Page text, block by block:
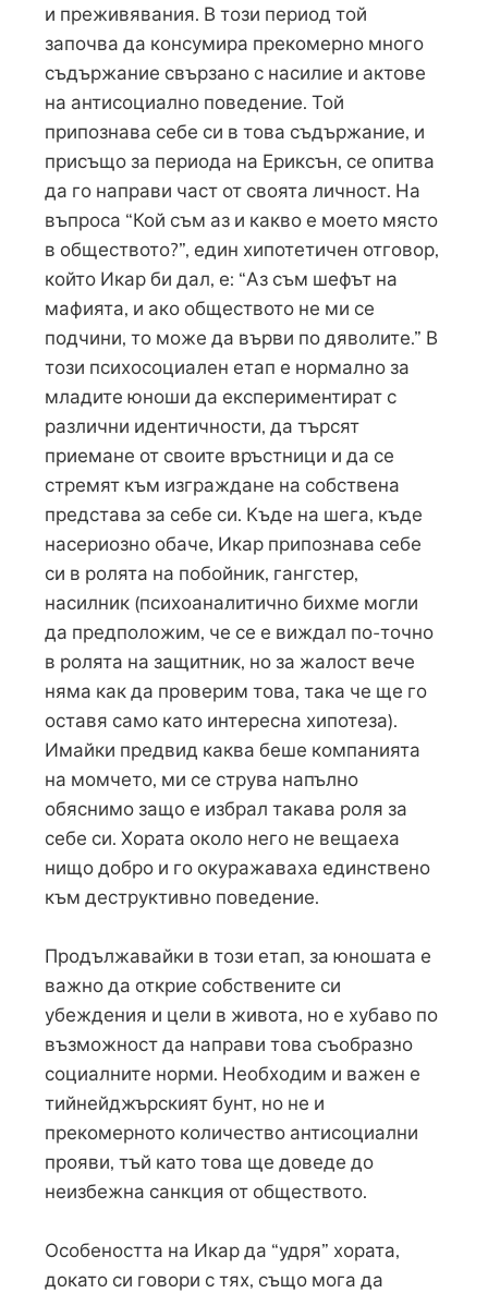
и преживявания. В този период той
започва да консумира прекомерно много
съдържание свързано с насилие и актове
на антисоциално поведение. Той
припознава себе си в това съдържание, и
присъщо за периода на Ериксън, се опитва
да го направи част от своята личност. На
въпроса “Кой съм аз и какво е моето място
в обществото?”, един хипотетичен отговор,
който Икар би дал, е: “Аз съм шефът на
мафията, и ако обществото не ми се
подчини, то може да върви по дяволите.” В
този психосоциален етап е нормално за
младите юноши да експериментират с
различни идентичности, да търсят
приемане от своите връстници и да се
стремят към изграждане на собствена
представа за себе си. Къде на шега, къде
насериозно обаче, Икар припознава себе
си в ролята на побойник, гангстер,
насилник (психоаналитично бихме могли
да предположим, че се е виждал по-точно
в ролята на защитник, но за жалост вече
няма как да проверим това, така че ще го
оставя само като интересна хипотеза).
Имайки предвид каква беше компанията
на момчето, ми се струва напълно
обяснимо защо е избрал такава роля за
себе си. Хората около него не вещаеха
нищо добро и го окуражаваха единствено
към деструктивно поведение.
Продължавайки в този етап, за юношата е
важно да открие собствените си
убеждения и цели в живота, но е хубаво по
възможност да направи това съобразно
социалните норми. Необходим и важен е
тийнейджърският бунт, но не и
прекомерното количество антисоциални
прояви, тъй като това ще доведе до
неизбежна санкция от обществото.
Особеността на Икар да “удря” хората,
докато си говори с тях, също мога да